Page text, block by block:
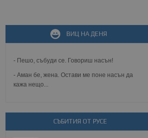
ВИЦ НА ДЕНЯ
- Пешо, събуди се. Говориш насън!
- Аман бе, жена. Остави ме поне насън да
кажа нещо...
СЪБИТИЯ ОТ РУСЕ
зададена от уеб
неразрешеното
Той не съдържа
при затваряне
на съгласието на
че техните